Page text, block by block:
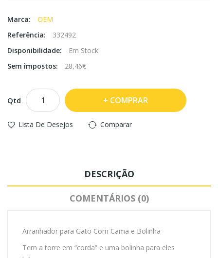
Marca:
OEM
Referência:
332492
Disponibilidade:
Em Stock
Sem impostos:
28,46€
Qtd COMPRAR
Lista De Desejos Comparar
DESCRIÇÃO
COMENTÁRIOS (0)
Arranhador para Gato Com Cama e Bolinha
Tem a torre em “corda” e uma bolinha para eles